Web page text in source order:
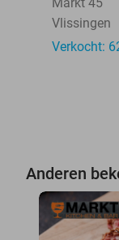
Vlissingen
Verkocht:
Anderen